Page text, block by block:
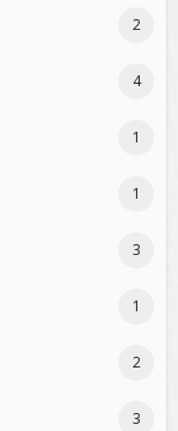
2
4
1
1
3
1
2
3